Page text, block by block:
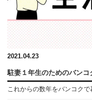
2021.04.23
駐妻１年生のためのバンコ
これからの数年をバンコク